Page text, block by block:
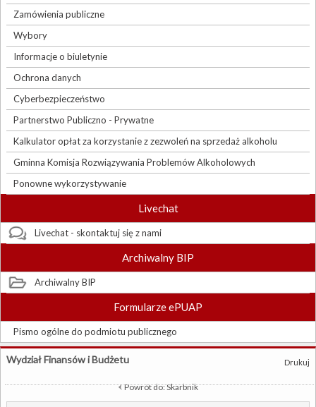
Zamówienia publiczne
Wybory
Informacje o biuletynie
Ochrona danych
Cyberbezpieczeństwo
Partnerstwo Publiczno - Prywatne
Kalkulator opłat za korzystanie z zezwoleń na sprzedaż alkoholu
Gminna Komisja Rozwiązywania Problemów Alkoholowych
Ponowne wykorzystywanie
Livechat
Livechat - skontaktuj się z nami
Archiwalny BIP
Archiwalny BIP
Formularze ePUAP
Pismo ogólne do podmiotu publicznego
Drukuj
Wydział Finansów i Budżetu
Powrót do: Skarbnik